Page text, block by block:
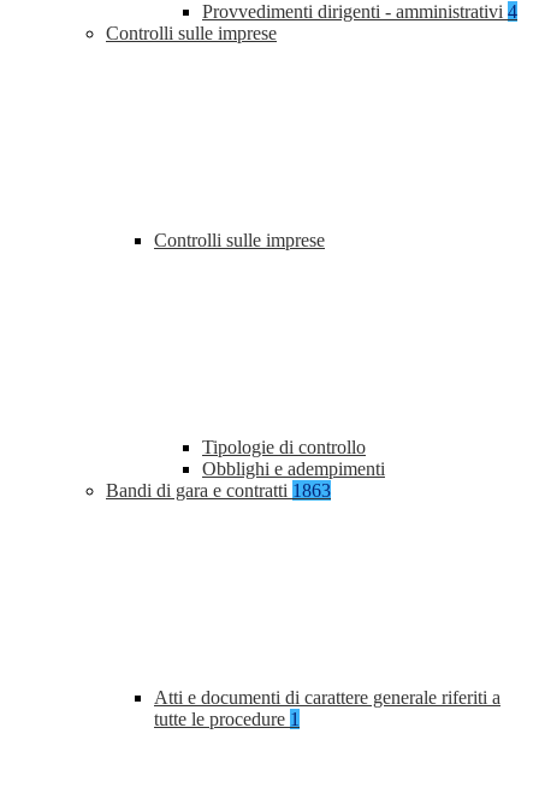
Provvedimenti dirigenti - amministrativi 4
Controlli sulle imprese
Controlli sulle imprese
Tipologie di controllo
Obblighi e adempimenti
Bandi di gara e contratti 1863
Atti e documenti di carattere generale riferiti a
tutte le procedure 1